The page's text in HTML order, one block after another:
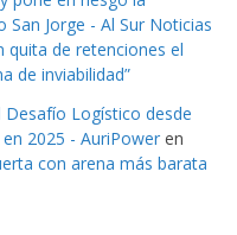
San Jorge - Al Sur Noticias
quita de retenciones el
de inviabilidad”
Desafío Logístico desde
2025 - AuriPower en
con arena más barata